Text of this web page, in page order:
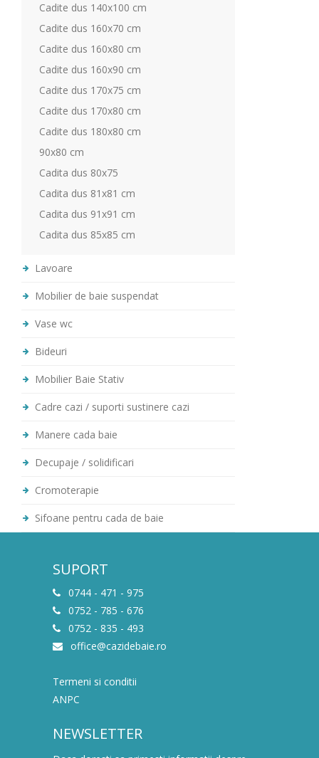
Cadite dus 140x100 cm
Cadite dus 160x70 cm
Cadite dus 160x80 cm
Cadite dus 160x90 cm
Cadite dus 170x75 cm
Cadite dus 170x80 cm
Cadite dus 180x80 cm
90x80 cm
Cadita dus 80x75
Cadita dus 81x81 cm
Cadita dus 91x91 cm
Cadita dus 85x85 cm
Lavoare
Mobilier de baie suspendat
Vase wc
Bideuri
Mobilier Baie Stativ
Cadre cazi / suporti sustinere cazi
Manere cada baie
Decupaje / solidificari
Cromoterapie
Sifoane pentru cada de baie
SUPORT
0744 - 471 - 975
0752 - 785 - 676
0752 - 835 - 493
office@cazidebaie.ro
Termeni si conditii
ANPC
NEWSLETTER